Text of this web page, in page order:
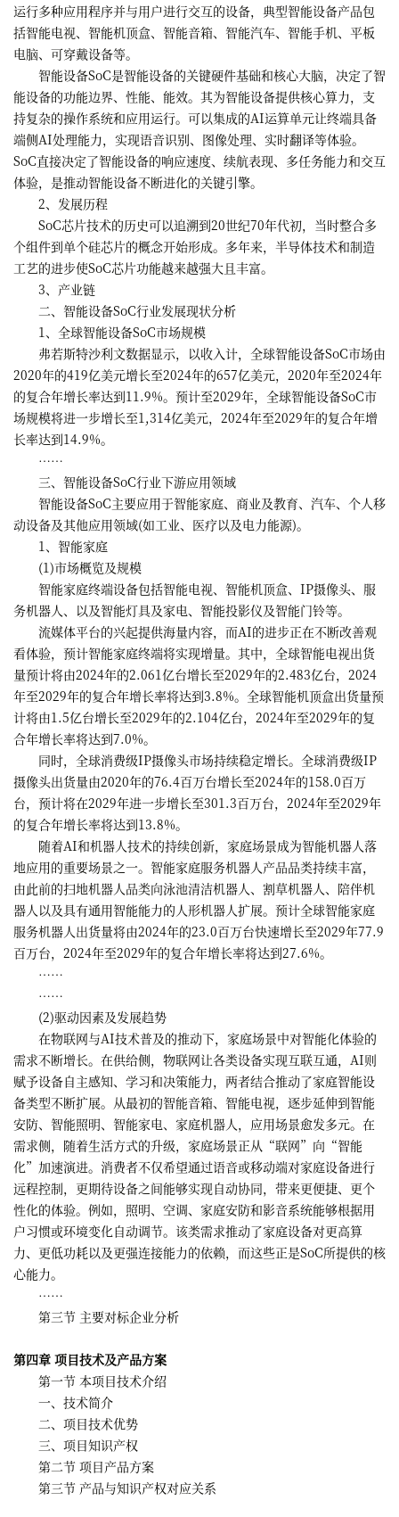
运行多种应用程序并与用户进行交互的设备，典型智能设备产品包
括智能电视、智能机顶盒、智能音箱、智能汽车、智能手机、平板
电脑、可穿戴设备等。
智能设备SoC是智能设备的关键硬件基础和核心大脑，决定了智
能设备的功能边界、性能、能效。其为智能设备提供核心算力，支
持复杂的操作系统和应用运行。可以集成的AI运算单元让终端具备
端侧AI处理能力，实现语音识别、图像处理、实时翻译等体验。
SoC直接决定了智能设备的响应速度、续航表现、多任务能力和交互
体验，是推动智能设备不断进化的关键引擎。
2、发展历程
SoC芯片技术的历史可以追溯到20世纪70年代初，当时整合多
个组件到单个硅芯片的概念开始形成。多年来，半导体技术和制造
工艺的进步使SoC芯片功能越来越强大且丰富。
3、产业链
二、智能设备SoC行业发展现状分析
1、全球智能设备SoC市场规模
弗若斯特沙利文数据显示，以收入计，全球智能设备SoC市场由
2020年的419亿美元增长至2024年的657亿美元，2020年至2024年
的复合年增长率达到11.9%。预计至2029年，全球智能设备SoC市
场规模将进一步增长至1,314亿美元，2024年至2029年的复合年增
长率达到14.9%。
……
三、智能设备SoC行业下游应用领域
智能设备SoC主要应用于智能家庭、商业及教育、汽车、个人移
动设备及其他应用领域(如工业、医疗以及电力能源)。
1、智能家庭
(1)市场概览及规模
智能家庭终端设备包括智能电视、智能机顶盒、IP摄像头、服
务机器人、以及智能灯具及家电、智能投影仪及智能门铃等。
流媒体平台的兴起提供海量内容，而AI的进步正在不断改善观
看体验，预计智能家庭终端将实现增量。其中，全球智能电视出货
量预计将由2024年的2.061亿台增长至2029年的2.483亿台，2024
年至2029年的复合年增长率将达到3.8%。全球智能机顶盒出货量预
计将由1.5亿台增长至2029年的2.104亿台，2024年至2029年的复
合年增长率将达到7.0%。
同时，全球消费级IP摄像头市场持续稳定增长。全球消费级IP
摄像头出货量由2020年的76.4百万台增长至2024年的158.0百万
台，预计将在2029年进一步增长至301.3百万台，2024年至2029年
的复合年增长率将达到13.8%。
随着AI和机器人技术的持续创新，家庭场景成为智能机器人落
地应用的重要场景之一。智能家庭服务机器人产品品类持续丰富，
由此前的扫地机器人品类向泳池清洁机器人、割草机器人、陪伴机
器人以及具有通用智能能力的人形机器人扩展。预计全球智能家庭
服务机器人出货量将由2024年的23.0百万台快速增长至2029年77.9
百万台，2024年至2029年的复合年增长率将达到27.6%。
……
……
(2)驱动因素及发展趋势
在物联网与AI技术普及的推动下，家庭场景中对智能化体验的
需求不断增长。在供给侧，物联网让各类设备实现互联互通，AI则
赋予设备自主感知、学习和决策能力，两者结合推动了家庭智能设
备类型不断扩展。从最初的智能音箱、智能电视，逐步延伸到智能
安防、智能照明、智能家电、家庭机器人，应用场景愈发多元。在
需求侧，随着生活方式的升级，家庭场景正从“联网”向“智能
化”加速演进。消费者不仅希望通过语音或移动端对家庭设备进行
远程控制，更期待设备之间能够实现自动协同，带来更便捷、更个
性化的体验。例如，照明、空调、家庭安防和影音系统能够根据用
户习惯或环境变化自动调节。该类需求推动了家庭设备对更高算
力、更低功耗以及更强连接能力的依赖，而这些正是SoC所提供的核
心能力。
……
第三节 主要对标企业分析
第四章 项目技术及产品方案
第一节 本项目技术介绍
一、技术简介
二、项目技术优势
三、项目知识产权
第二节 项目产品方案
第三节 产品与知识产权对应关系